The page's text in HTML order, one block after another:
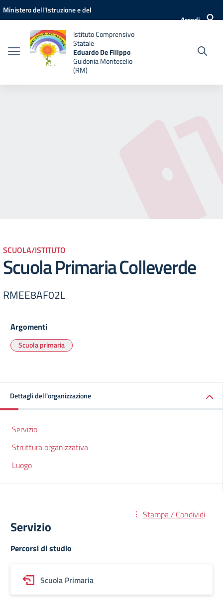
Vai ai contenuti
Vai al menu di navigazione
Vai al footer
Ministero dell'Istruzione e del
Accedi
Istituto Comprensivo
Statale
Eduardo De Filippo
Guidonia Montecelio
(RM)
SCUOLA/ISTITUTO
Scuola Primaria Colleverde
RMEE8AF02L
Argomenti
Scuola primaria
Dettagli dell'organizzazione
Servizio
Struttura organizzativa
Luogo
Stampa / Condividi
Servizio
Percorsi di studio
Scuola Primaria